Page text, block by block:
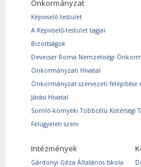
Önkormányzat
Képviselő testület
A Képviselő-testület tagjai
Bizottságok
Devecser Roma Nemzetiségi
Önkormányzati Hivatal
Önkormányzat szervezeti felépítése
Járási Hivatal
Somló-környéki Többcélú Kistérségi
Felügyeleti szerv
Intézmények
Gárdonyi Géza Általános Iskola